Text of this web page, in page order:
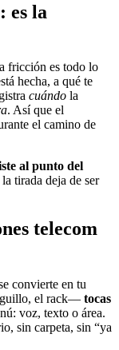
es la
fricción es todo lo
hecha, a qué te
cuándo la
. Así que el
el camino de
al punto del
tirada deja de ser
telecom
convierte en tu
el rack— tocas
voz, texto o área.
sin carpeta, sin “ya